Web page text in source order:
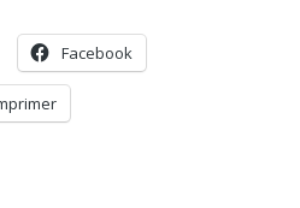
Facebook